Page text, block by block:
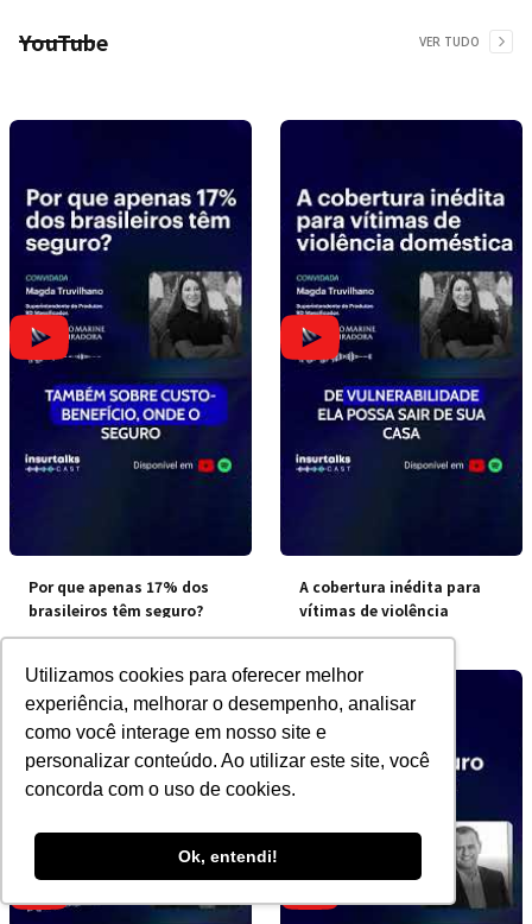
Utilizamos cookies para oferecer melhor
experiência, melhorar o desempenho, analisar
como você interage em nosso site e
personalizar conteúdo. Ao utilizar este site, você
concorda com o uso de cookies.
Ok, entendi!
YouTube VER TUDO
Por que apenas 17% dos
brasileiros têm seguro?
A cobertura inédita para
vítimas de violência
doméstica